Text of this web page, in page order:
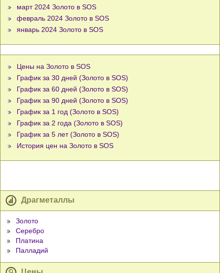
март 2024 Золото в SOS
февраль 2024 Золото в SOS
январь 2024 Золото в SOS
Цены на Золото в SOS
График за 30 дней (Золото в SOS)
График за 60 дней (Золото в SOS)
График за 90 дней (Золото в SOS)
График за 1 год (Золото в SOS)
График за 2 года (Золото в SOS)
График за 5 лет (Золото в SOS)
История цен на Золото в SOS
Драгметаллы
Золото
Серебро
Платина
Палладий